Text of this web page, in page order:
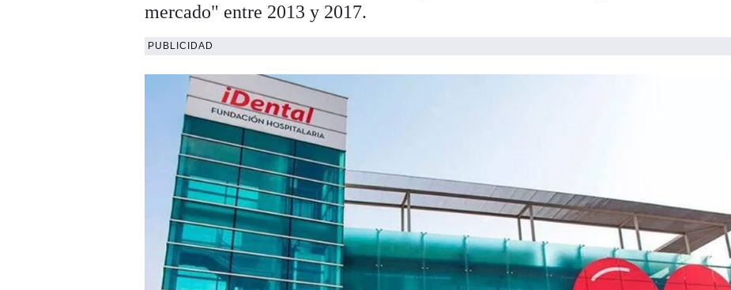
mercado" entre 2013 y 2017.
PUBLICIDAD